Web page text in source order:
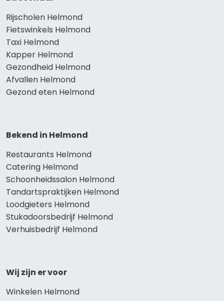
Rijscholen Helmond
Fietswinkels Helmond
Taxi Helmond
Kapper Helmond
Gezondheid Helmond
Afvallen Helmond
Gezond eten Helmond
Bekend in Helmond
Restaurants Helmond
Catering Helmond
Schoonheidssalon Helmond
Tandartspraktijken Helmond
Loodgieters Helmond
Stukadoorsbedrijf Helmond
Verhuisbedrijf Helmond
Wij zijn er voor
Winkelen Helmond